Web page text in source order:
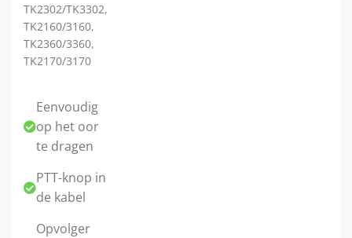
TK2302/TK3302,
TK2160/3160,
TK2360/3360,
TK2170/3170
Eenvoudig
op het oor
te dragen
PTT-knop in
de kabel
Opvolger